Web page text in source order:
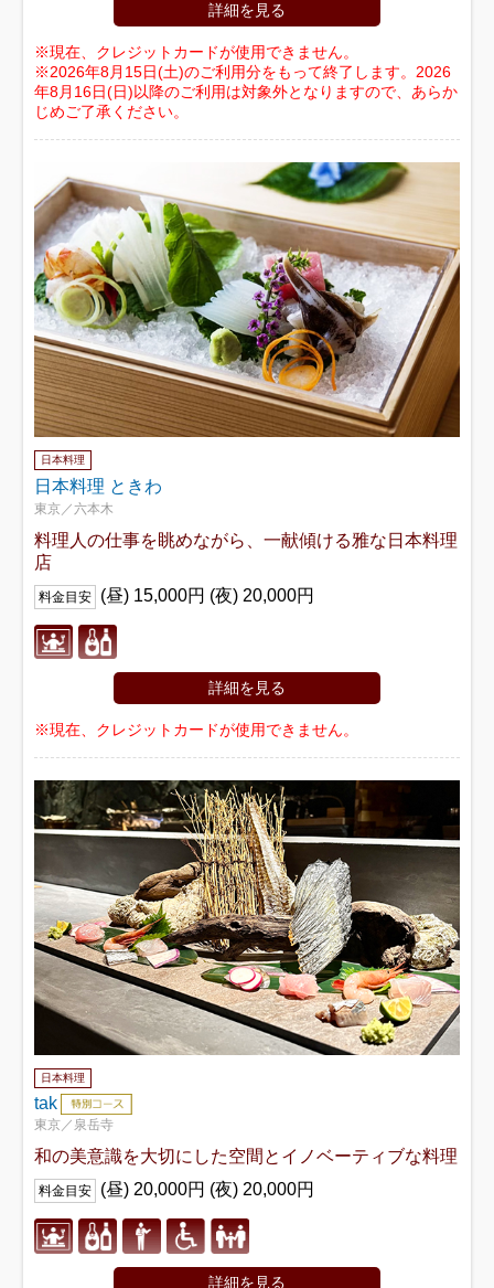
詳細を見る
※現在、クレジットカードが使用できません。
※2026年8月15日(土)のご利用分をもって終了します。2026
年8月16日(日)以降のご利用は対象外となりますので、あらか
じめご了承ください。
日本料理
日本料理 ときわ
東京／六本木
料理人の仕事を眺めながら、一献傾ける雅な日本料理
店
料金目安 (昼) 15,000円 (夜) 20,000円
詳細を見る
※現在、クレジットカードが使用できません。
日本料理
tak
東京／泉岳寺
和の美意識を大切にした空間とイノベーティブな料理
料金目安 (昼) 20,000円 (夜) 20,000円
詳細を見る